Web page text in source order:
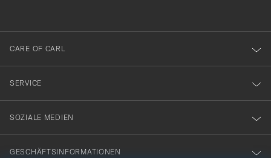
dig
till
vårt
nyhetsbrev!
CARE OF CARL
SERVICE
SOZIALE MEDIEN
GESCHÄFTSINFORMATIONEN